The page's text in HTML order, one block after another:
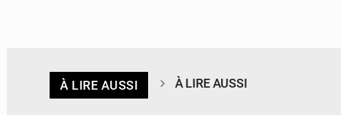
À LIRE AUSSI À LIRE AUSSI